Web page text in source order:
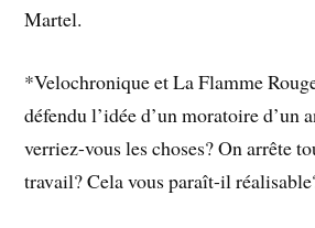
Martel.
*Velochronique et La Flamme
défendu l’idée d’un moratoire d’un
verriez-vous les choses? On arrête
travail? Cela vous paraît-il